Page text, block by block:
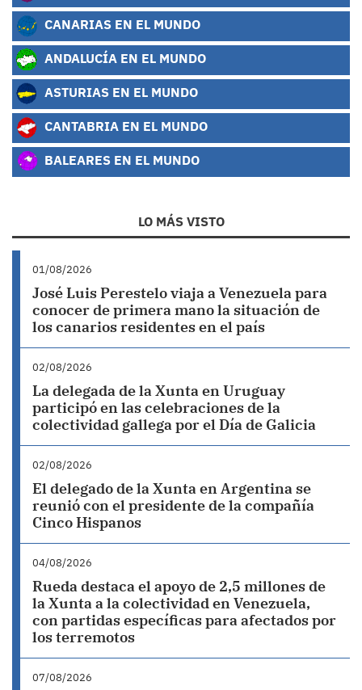
CANARIAS EN EL MUNDO
ANDALUCÍA EN EL MUNDO
ASTURIAS EN EL MUNDO
CANTABRIA EN EL MUNDO
BALEARES EN EL MUNDO
LO MÁS VISTO
01/08/2026
José Luis Perestelo viaja a Venezuela para
conocer de primera mano la situación de
los canarios residentes en el país
02/08/2026
La delegada de la Xunta en Uruguay
participó en las celebraciones de la
colectividad gallega por el Día de Galicia
02/08/2026
El delegado de la Xunta en Argentina se
reunió con el presidente de la compañía
Cinco Hispanos
04/08/2026
Rueda destaca el apoyo de 2,5 millones de
la Xunta a la colectividad en Venezuela,
con partidas específicas para afectados por
los terremotos
07/08/2026